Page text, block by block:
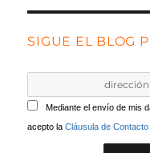
SIGUE EL BLOG
Mediante el envío de mis
acepto laCláusula de Contacto